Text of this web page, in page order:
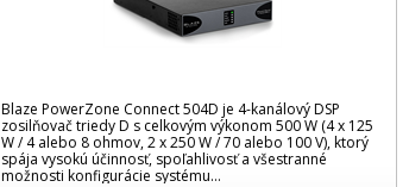
Blaze PowerZone Connect 504D je 4-kanálový DSP
zosilňovač triedy D s celkovým výkonom 500 W (4 x 125
W / 4 alebo 8 ohmov, 2 x 250 W / 70 alebo 100 V), ktorý
spája vysokú účinnosť, spoľahlivosť a všestranné
možnosti konfigurácie systému…